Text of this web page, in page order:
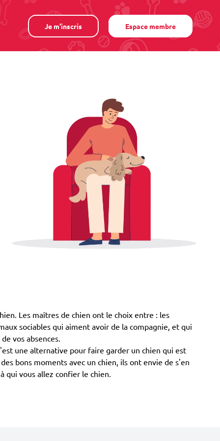
Je m'inscris Espace membre
Les maîtres de chien ont le choix entre : les
sociables qui aiment avoir de la compagnie, et qui
vos absences.
une alternative pour faire garder un chien qui est
bons moments avec un chien, ils ont envie de s'en
qui vous allez confier le chien.